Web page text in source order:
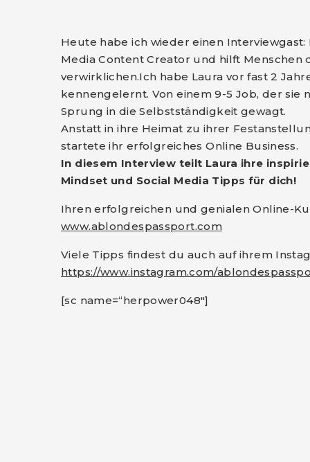
Heute habe ich wieder einen Interviewgast:
Media Content Creator und hilft
verwirklichen.Ich habe Laura vor fast 2
kennengelernt. Von einem 9-5 Job, der
Sprung in die Selbstständigkeit gewagt.
Anstatt in ihre Heimat zu ihrer
startete ihr erfolgreiches Online Business.
In diesem Interview teilt Laura ihre
Mindset und Social Media Tipps für dich!
Ihren erfolgreichen und genialen Online-
www.ablondespassport.com
Viele Tipps findest du auch auf ihrem
https://www.instagram.com/
[sc name=“herpower048″]